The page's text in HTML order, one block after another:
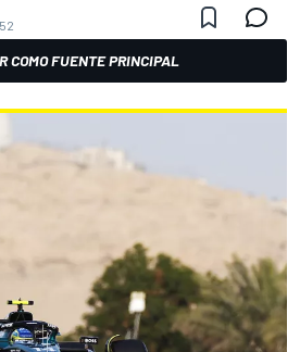
COMO FUENTE PRINCIPAL